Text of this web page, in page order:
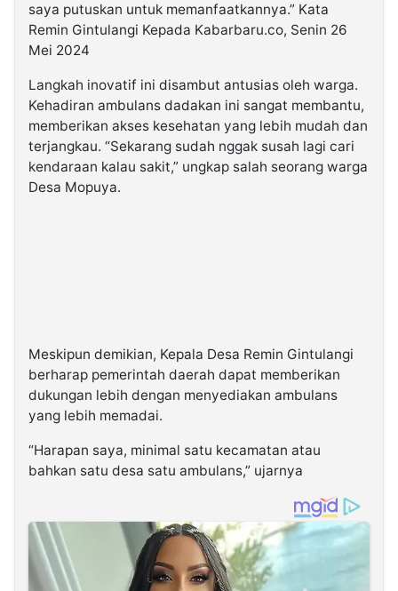
saya putuskan untuk memanfaatkannya.” Kata
Remin Gintulangi Kepada Kabarbaru.co, Senin 26
Mei 2024
Langkah inovatif ini disambut antusias oleh warga.
Kehadiran ambulans dadakan ini sangat membantu,
memberikan akses kesehatan yang lebih mudah dan
terjangkau. “Sekarang sudah nggak susah lagi cari
kendaraan kalau sakit,” ungkap salah seorang warga
Desa Mopuya.
Meskipun demikian, Kepala Desa Remin Gintulangi
berharap pemerintah daerah dapat memberikan
dukungan lebih dengan menyediakan ambulans
yang lebih memadai.
“Harapan saya, minimal satu kecamatan atau
bahkan satu desa satu ambulans,” ujarnya